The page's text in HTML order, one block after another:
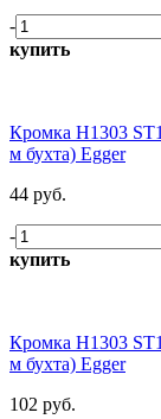
-
купить
Кромка H1303
м бухта) Egger
44 руб.
-
купить
Кромка H1303
м бухта) Egger
102 руб.